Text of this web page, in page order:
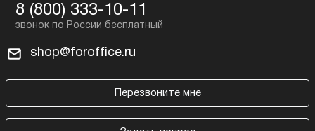
8 (800) 333-10-11
shop@foroffice.ru
Перезвоните мне